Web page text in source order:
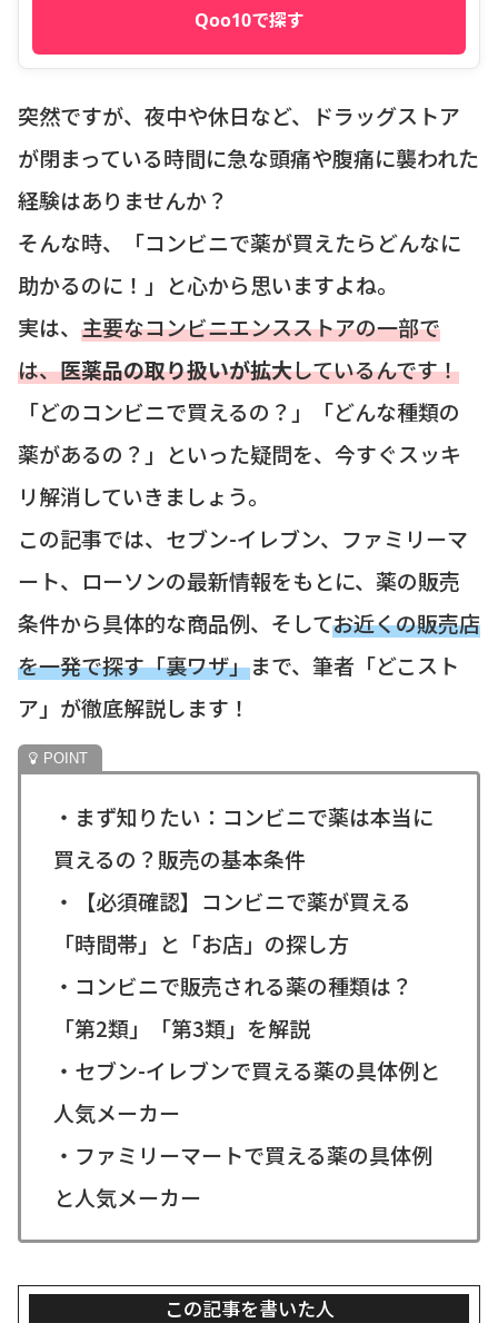
Qoo10で探す
突然ですが、夜中や休日など、ドラッグストア
が閉まっている時間に急な頭痛や腹痛に襲われた
経験はありませんか？
そんな時、「コンビニで薬が買えたらどんなに
助かるのに！」と心から思いますよね。
実は、 主要なコンビニエンスストアの一部で
は、医薬品の取り扱いが拡大しているんです！
「どのコンビニで買えるの？」「どんな種類の
薬があるの？」といった疑問を、今すぐスッキ
リ解消していきましょう。
この記事では、セブン-イレブン、ファミリーマ
ート、ローソンの最新情報をもとに、薬の販売
条件から具体的な商品例、そしてお近くの販売店
を一発で探す「裏ワザ」まで、筆者「どこスト
ア」が徹底解説します！
・まず知りたい：コンビニで薬は本当に
買えるの？販売の基本条件
・【必須確認】コンビニで薬が買える
「時間帯」と「お店」の探し方
・コンビニで販売される薬の種類は？
「第2類」「第3類」を解説
・セブン-イレブンで買える薬の具体例と
人気メーカー
・ファミリーマートで買える薬の具体例
と人気メーカー
この記事を書いた人